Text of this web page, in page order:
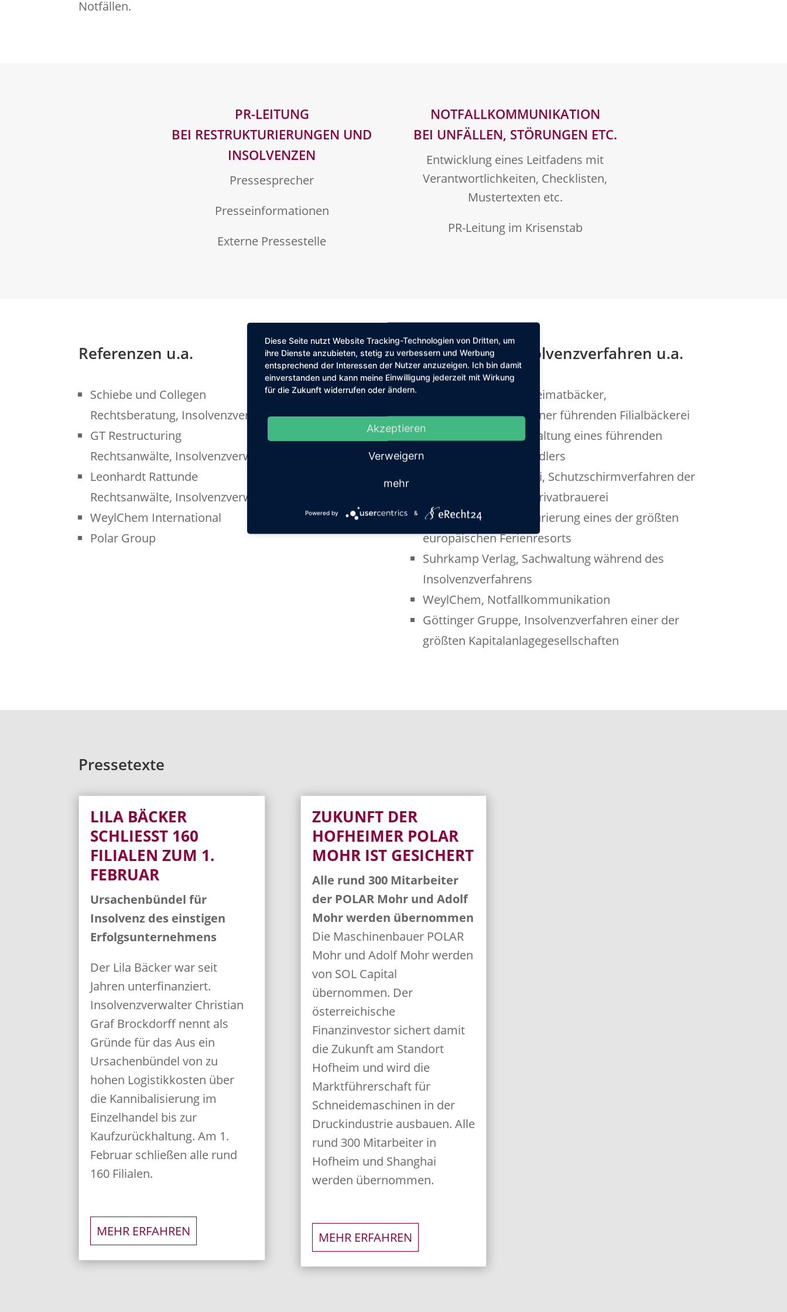
Notfällen.
PR-LEITUNG
BEI RESTRUKTURIERUNGEN UND
INSOLVENZEN
Pressesprecher
Presseinformationen
Externe Pressestelle
NOTFALLKOMMUNIKATION
BEI UNFÄLLEN, STÖRUNGEN ETC.
Entwicklung eines Leitfadens mit
Verantwortlichkeiten, Checklisten,
Mustertexten etc.
PR-Leitung im Krisenstab
Referenzen u.a.
Schiebe und Collegen
Rechtsberatung, Insolvenzverwaltung, Sanierung
GT Restructuring
Rechtsanwälte, Insolvenzverwalter
Leonhardt Rattunde
Rechtsanwälte, Insolvenzverwalter, Notare
WeylChem International
Polar Group
Projekte und Insolvenzverfahren u.a.
Lila Bäcker / Unser Heimatbäcker,
Insolvenzverfahren einer führenden Filialbäckerei
Pluradent, Eigenverwaltung eines führenden
deutschen Dentalhändlers
Pfungstädter Brauerei, Schutzschirmverfahren der
größten hessischen Privatbrauerei
Fleesensee, Restrukturierung eines der größten
europäischen Ferienresorts
Suhrkamp Verlag, Sachwaltung während des
Insolvenzverfahrens
WeylChem, Notfallkommunikation
Göttinger Gruppe, Insolvenzverfahren einer der
größten Kapitalanlagegesellschaften
Pressetexte
LILA BÄCKER
SCHLIESST 160 F
ILIALEN ZUM 1. F
EBRUAR
Ursachenbündel für
Insolvenz des einstigen
Erfolgsunternehmens
Der Lila Bäcker war seit
Jahren unterfinanziert.
Insolvenzverwalter Christian
Graf Brockdorff nennt als
Gründe für das Aus ein
Ursachenbündel von zu
hohen Logistikkosten über
die Kannibalisierung im
Einzelhandel bis zur
Kaufzurückhaltung. Am 1.
Februar schließen alle rund
160 Filialen.
MEHR ERFAHREN
ZUKUNFT DER
HOFHEIMER POLAR
MOHR IST GESICHERT
Alle rund 300 Mitarbeiter
der POLAR Mohr und Adolf
Mohr werden übernommen
Die Maschinenbauer POLAR
Mohr und Adolf Mohr werden
von SOL Capital
übernommen. Der
österreichische
Finanzinvestor sichert damit
die Zukunft am Standort
Hofheim und wird die
Marktführerschaft für
Schneidemaschinen in der
Druckindustrie ausbauen. Alle
rund 300 Mitarbeiter in
Hofheim und Shanghai
werden übernommen.
MEHR ERFAHREN
Diese Seite nutzt Website Tracking-Technologien von Dritten, um
ihre Dienste anzubieten, stetig zu verbessern und Werbung
entsprechend der Interessen der Nutzer anzuzeigen. Ich bin damit
einverstanden und kann meine Einwilligung jederzeit mit Wirkung
für die Zukunft widerrufen oder ändern.
Akzeptieren
Verweigern
mehr
Powered by &